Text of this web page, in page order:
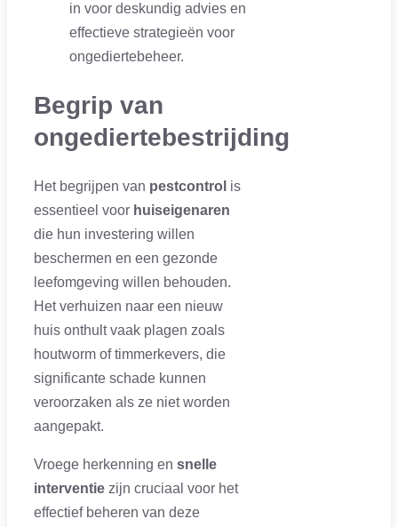
in voor deskundig advies en
effectieve strategieën voor
ongediertebeheer.
Begrip van
ongediertebestrijding
Het begrijpen van pestcontrol is
essentieel voor huiseigenaren
die hun investering willen
beschermen en een gezonde
leefomgeving willen behouden.
Het verhuizen naar een nieuw
huis onthult vaak plagen zoals
houtworm of timmerkevers, die
significante schade kunnen
veroorzaken als ze niet worden
aangepakt.
Vroege herkenning en snelle
interventie zijn cruciaal voor het
effectief beheren van deze